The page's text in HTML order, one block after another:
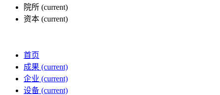
院所 (current)
资本 (current)
首页
成果 (current)
企业 (current)
设备 (current)